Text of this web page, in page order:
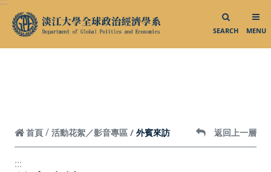
跳到頁面主要內容區
SEARCH MENU
首頁 活動花絮／影音專區 外賓來訪 返回上一層
:::